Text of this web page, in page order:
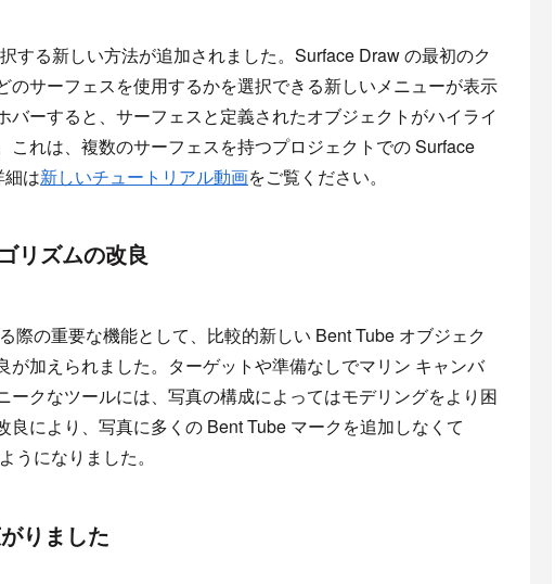
する新しい方法が追加されました。Surface Draw の最初のク
のサーフェスを使用するかを選択できる新しいメニューが表示
ーすると、サーフェスと定義されたオブジェクトがハイライ
これは、複数のサーフェスを持つプロジェクトでの Surface
は新しいチュートリアル動画をご覧ください。
リズムの改良
際の重要な機能として、比較的新しい Bent Tube オブジェク
が加えられました。ターゲットや準備なしでマリン キャンバ
ークなツールには、写真の構成によってはモデリングをより困
により、写真に多くの Bent Tube マークを追加しなくて
うになりました。
りました